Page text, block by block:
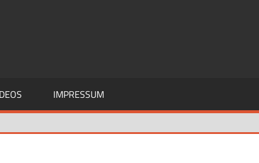
IMPRESSUM